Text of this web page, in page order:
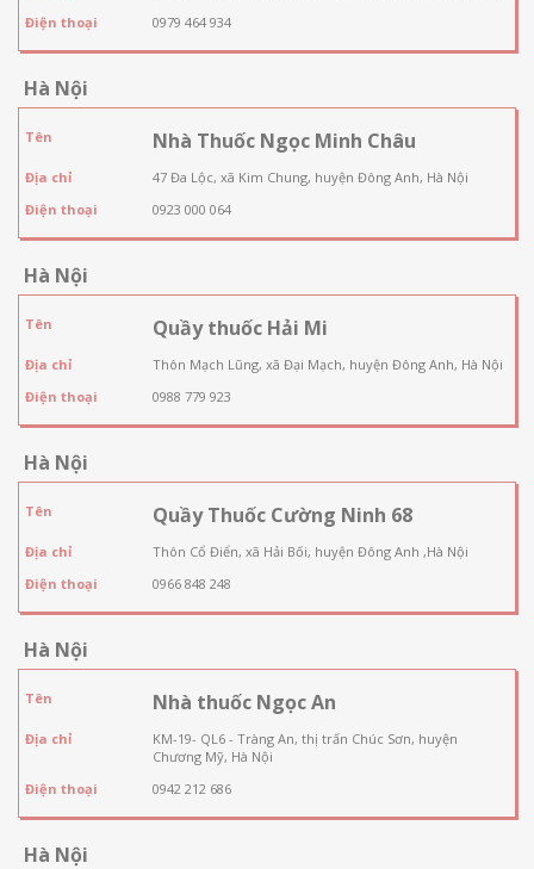
Điện thoại
0979 464 934
Hà Nội
Tên Nhà Thuốc Ngọc Minh Châu
Địa chỉ
47 Đa Lộc, xã Kim Chung, huyện Đông Anh, Hà Nội
Điện thoại
0923 000 064
Hà Nội
Tên Quầy thuốc Hải Mi
Địa chỉ
Thôn Mạch Lũng, xã Đại Mạch, huyện Đông Anh, Hà Nội
Điện thoại
0988 779 923
Hà Nội
Tên Quầy Thuốc Cường Ninh 68
Địa chỉ
Thôn Cổ Điển, xã Hải Bối, huyện Đông Anh ,Hà Nội
Điện thoại
0966 848 248
Hà Nội
Tên Nhà thuốc Ngọc An
Địa chỉ
KM-19- QL6 - Tràng An, thị trấn Chúc Sơn, huyện
Chương Mỹ, Hà Nội
Điện thoại
0942 212 686
Hà Nội